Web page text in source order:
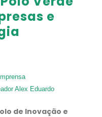
e
Imprensa
Alex Eduardo
de Inovação e